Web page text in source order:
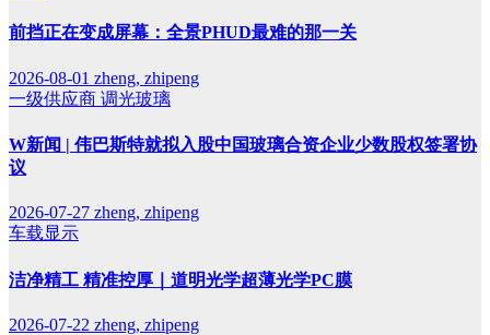
前挡正在变成屏幕：全景PHUD最难的那一关
2026-08-01 zheng, zhipeng
一级供应商 调光玻璃
W新闻 | 伟巴斯特就拟入股中国玻璃合资企业少数股权签署协
议
2026-07-27 zheng, zhipeng
车载显示
洁净精工 精准控厚｜道明光学超薄光学PC膜
2026-07-22 zheng, zhipeng